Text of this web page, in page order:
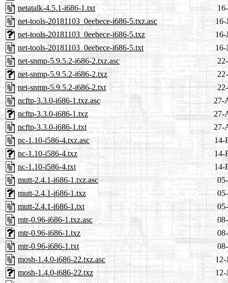
netatalk-4.5.1-i686-1.txt
net-tools-20181103_0eebece-i686-5.txz.asc
16-
net-tools-20181103_0eebece-i686-5.txz
16-
net-tools-20181103_0eebece-i686-5.txt
16-
net-snmp-5.9.5.2-i686-2.txz.asc
net-snmp-5.9.5.2-i686-2.txz
net-snmp-5.9.5.2-i686-2.txt
ncftp-3.3.0-i686-1.txz.asc
27-
ncftp-3.3.0-i686-1.txz
27-
ncftp-3.3.0-i686-1.txt
27-
nc-1.10-i586-4.txz.asc
14-
nc-1.10-i586-4.txz
14-
nc-1.10-i586-4.txt
14-
mutt-2.4.1-i686-1.txz.asc
mutt-2.4.1-i686-1.txz
mutt-2.4.1-i686-1.txt
mtr-0.96-i686-1.txz.asc
mtr-0.96-i686-1.txz
mtr-0.96-i686-1.txt
mosh-1.4.0-i686-22.txz.asc
12-
mosh-1.4.0-i686-22.txz
12-